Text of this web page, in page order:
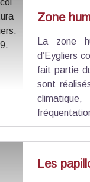
plein écran
Zone
La zone
d’Eygliers
fait partie
sont
Les